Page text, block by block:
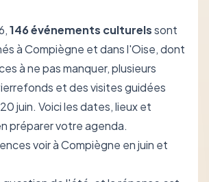
146 événements culturelssont
à Compiègne et dans l'Oise, dont
à ne pas manquer, plusieurs
et des visites guidées
juin. Voici les dates, lieux et
préparer votre agenda.
voir à Compiègne en juin et